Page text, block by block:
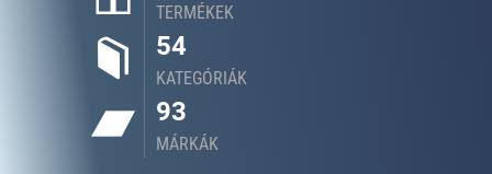
TERMÉKEK
54
KATEGÓRIÁK
93
MÁRKÁK